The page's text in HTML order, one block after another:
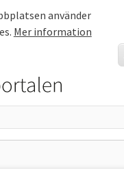
använder
Mer information